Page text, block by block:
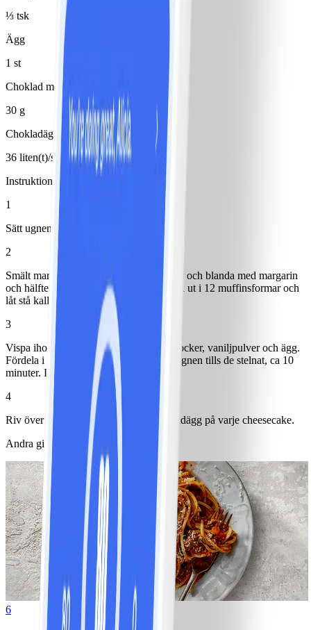
⅓ tsk
Ägg
1 st
Choklad mörk
30 g
Chokladägg
36 liten(t)/små
Instruktioner
1
Sätt ugnen på 180°.
2
Smält margarin. Krossa kexen till smulor och blanda med margarin
och hälften av kakaon. Fördela och tryck ut i 12 muffinsformar och
låt stå kallt minst 15 minuter.
3
Vispa ihop färskost, resterande kakao, socker, vaniljpulver och ägg.
Fördela i muffinsformarna och sätt in i ugnen tills de stelnat, ca 10
minuter. Låt svalna helt.
4
Riv över choklad och lägg på tre chokladägg på varje cheesecake.
Andra gillade också
6